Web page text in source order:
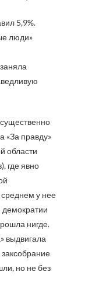
5,9%.
люди»
«За правду»
области
где явно
у нее
демократии
нигде.
выдвигала
но не без